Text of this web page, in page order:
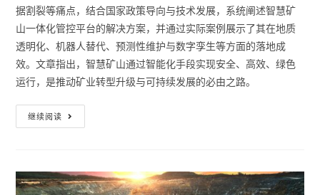
据割裂等痛点，结合国家政策导向与技术发展，系统阐述智慧矿
山一体化管控平台的解决方案，并通过实际案例展示了其在地质
透明化、机器人替代、预测性维护与数字孪生等方面的落地成
效。文章指出，智慧矿山通过智能化手段实现安全、高效、绿色
运行，是推动矿业转型升级与可持续发展的必由之路。
继续阅读